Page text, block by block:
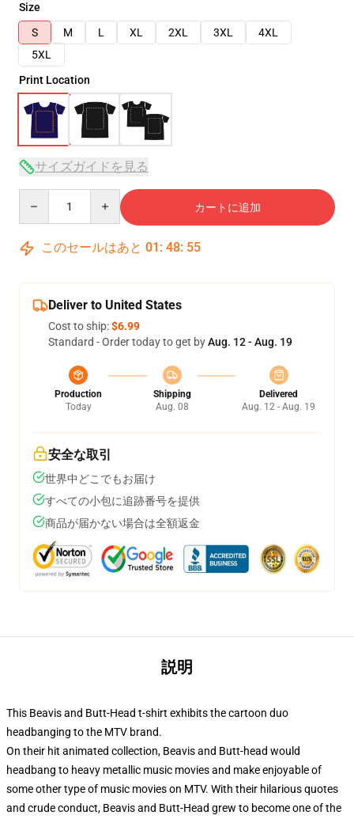
Size
S
M L XL 2XL 3XL
4XL
5XL
Print Location
サイズガイドを見る
カートに追加
このセールはあと 01 : 48: 54
Deliver to United States
Cost to ship:$6.99
Standard - Order today to get byAug. 12 - Aug. 19
Production
Today
Shipping
Aug. 08
Delivered
Aug. 12 - Aug. 19
安全な取引
世界中どこでもお届け
すべての小包に追跡番号を提供
商品が届かない場合は全額返金
説明
This Beavis and Butt-Head t-shirt exhibits the cartoon duo
headbanging to the MTV brand.
On their hit animated collection, Beavis and Butt-head would
headbang to heavy metallic music movies and make enjoyable of
some other type of music movies on MTV. With their hilarious quotes
and crude conduct, Beavis and Butt-Head grew to become one of the